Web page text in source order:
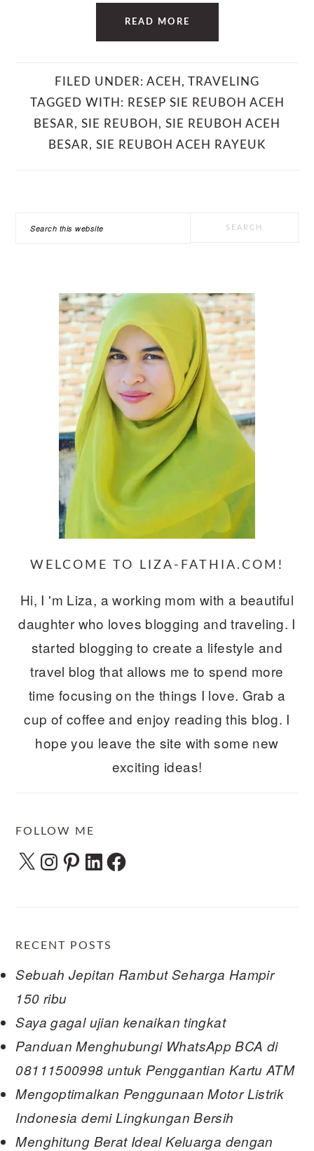
READ MORE
FILED UNDER: ACEH , TRAVELING
TAGGED WITH: RESEP SIE REUBOH ACEH
BESAR, SIE REUBOH , SIE REUBOH ACEH
BESAR, SIE REUBOH ACEH RAYEUK
Search
WELCOME TO LIZA-FATHIA.COM!
Hi, I 'm Liza, a working mom with a beautiful
daughter who loves blogging and traveling. I
started blogging to create a lifestyle and
travel blog that allows me to spend more
time focusing on the things I love. Grab a
cup of coffee and enjoy reading this blog. I
hope you leave the site with some new
exciting ideas!
FOLLOW ME
X Instagram
Pinterest
LinkedInFacebook
RECENT POSTS
Sebuah Jepitan Rambut Seharga Hampir
150 ribu
Saya gagal ujian kenaikan tingkat
Panduan Menghubungi WhatsApp BCA di
08111500998 untuk Penggantian Kartu ATM
Mengoptimalkan Penggunaan Motor Listrik
Indonesia demi Lingkungan Bersih
Menghitung Berat Ideal Keluarga dengan